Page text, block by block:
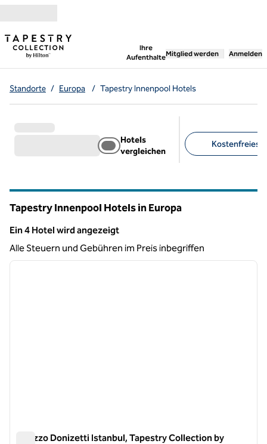
Ihre
Aufenthalte
,öffnet neue
Mitglied werden Anmelden
Standorte / Europa / Tapestry Innenpool Hotels
Hotels
vergleichen
Kostenfreies
Tapestry Innenpool Hotels in Europa
Ein 4 Hotel wird angezeigt
Ein 4 Hotel wird angezeigt
Alle Steuern und Gebühren im Preis inbegriffen
1 von 12
Palazzo Donizetti Istanbul, Tapestry Collection by